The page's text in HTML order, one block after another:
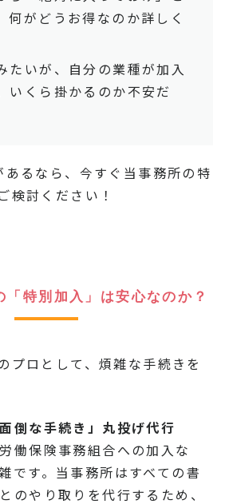
何がどうお得なのか詳しく
たいが、自分の業種が加入
いくら掛かるのか不安だ
るなら、今すぐ当事務所の特
検討ください！
「特別加入」は安心なのか？
プロとして、煩雑な手続きを
倒な手続き」丸投げ代行
働保険事務組合への加入な
です。当事務所はすべての書
のやり取りを代行するため、